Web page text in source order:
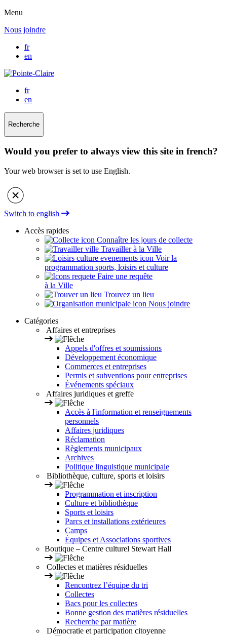
Menu
Nous joindre
fr
en
fr
en
Recherche
Would you prefer to always view this site in french?
Your web browser is set to use English.
Switch to english
Accès rapides
Connaître les jours de collecte
Travailler à la Ville
Voir la
programmation sports, loisirs et culture
Faire une requête
à la Ville
Trouvez un lieu
Nous joindre
Catégories
Affaires et entreprises
Appels d'offres et soumissions
Développement économique
Commerces et entreprises
Permis et subventions pour entreprises
Événements spéciaux
Affaires juridiques et greffe
Accès à l'information et renseignements
personnels
Affaires juridiques
Réclamation
Règlements municipaux
Archives
Politique linguistique municipale
Bibliothèque, culture, sports et loisirs
Programmation et inscription
Culture et bibliothèque
Sports et loisirs
Parcs et installations extérieures
Camps
Équipes et Associations sportives
Boutique – Centre culturel Stewart Hall
Collectes et matières résiduelles
Rencontrez l’équipe du tri
Collectes
Bacs pour les collectes
Bonne gestion des matières résiduelles
Recherche par matière
Démocratie et participation citoyenne